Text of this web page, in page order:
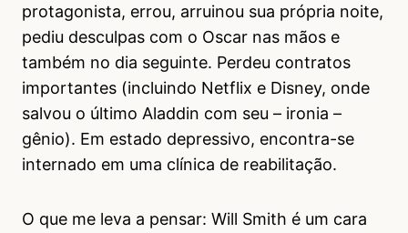
protagonista, errou, arruinou sua própria noite,
pediu desculpas com o Oscar nas mãos e
também no dia seguinte. Perdeu contratos
importantes (incluindo Netflix e Disney, onde
salvou o último Aladdin com seu – ironia –
gênio). Em estado depressivo, encontra-se
internado em uma clínica de reabilitação.
O que me leva a pensar: Will Smith é um cara